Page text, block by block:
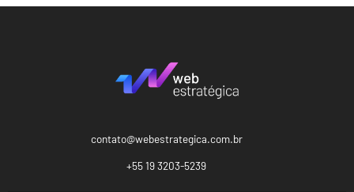
contato@webestrategica.com.br
+55 19 3203-5239